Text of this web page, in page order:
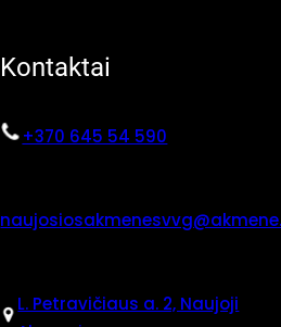
Kontaktai
+370 645 54 590
L. Petravičiaus a. 2, Naujoji